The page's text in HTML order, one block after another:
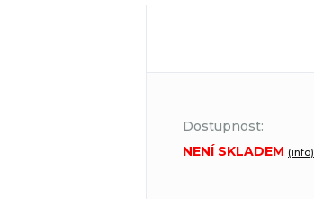
Dostupnost:
NENÍ SKLADEM (info)